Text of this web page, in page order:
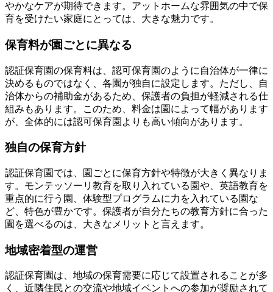
やかなケアが期待できます。アットホームな雰囲気の中で保
育を受けたい家庭にとっては、大きな魅力です。
保育料が園ごとに異なる
認証保育園の保育料は、認可保育園のように自治体が一律に
決めるものではなく、各園が独自に設定します。ただし、自
治体からの補助金があるため、保護者の負担が軽減される仕
組みもあります。このため、料金は園によって幅があります
が、全体的には認可保育園よりも高い傾向があります。
独自の保育方針
認証保育園では、園ごとに保育方針や特徴が大きく異なりま
す。モンテッソーリ教育を取り入れている園や、英語教育を
重点的に行う園、体験型プログラムに力を入れている園な
ど、特色が豊かです。保護者が自分たちの教育方針に合った
園を選べるのは、大きなメリットと言えます。
地域密着型の運営
認証保育園は、地域の保育需要に応じて設置されることが多
く、近隣住民との交流や地域イベントへの参加が奨励されて